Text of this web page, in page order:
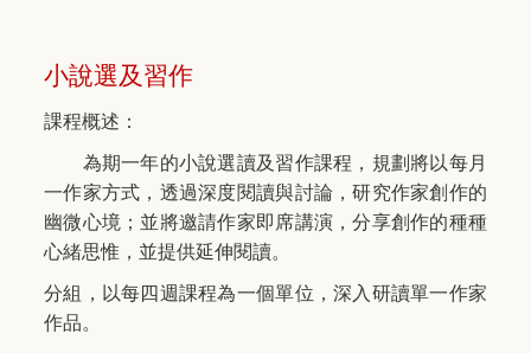
小說選及習作
課程概述：
為期一年的小說選讀及習作課程，規劃將以每月
一作家方式，透過深度閱讀與討論，研究作家創作的
幽微心境；並將邀請作家即席講演，分享創作的種種
心緒思惟，並提供延伸閱讀。
分組，以每四週課程為一個單位，深入研讀單一作家
作品。